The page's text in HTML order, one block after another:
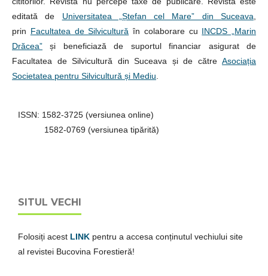
editată de Universitatea „Ștefan cel Mare” din Suceava
prin Facultatea de Silvicultură în colaborare cu INCDS „Marin
Drăcea” și beneficiază de suportul financiar asigurat de
Facultatea de Silvicultură din Suceava și de către Asociația
Societatea pentru Silvicultură și Mediu
ISSN: 1582-3725 (versiunea online)
1582-0769 (versiunea tipărită)
SITUL VECHI
Folosiți acest LINK pentru a accesa conținutul vechiului site
al revistei Bucovina Forestieră!